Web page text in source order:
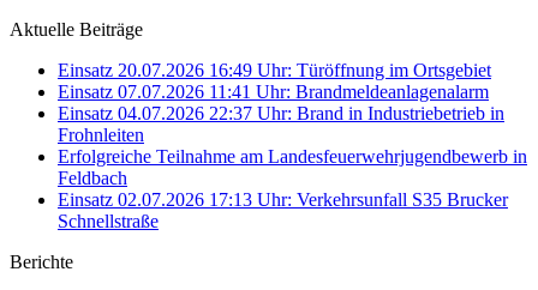
Aktuelle Beiträge
Einsatz 20.07.2026 16:49 Uhr: Türöffnung im Ortsgebiet
Einsatz 07.07.2026 11:41 Uhr: Brandmeldeanlagenalarm
Einsatz 04.07.2026 22:37 Uhr: Brand in Industriebetrieb in
Frohnleiten
Erfolgreiche Teilnahme am Landesfeuerwehrjugendbewerb in
Feldbach
Einsatz 02.07.2026 17:13 Uhr: Verkehrsunfall S35 Brucker
Schnellstraße
Berichte